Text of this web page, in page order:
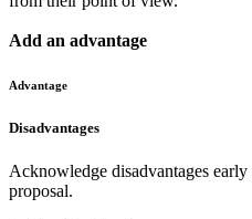
Add an advantage
Advantage
Disadvantages
Acknowledge disadvantages
proposal.